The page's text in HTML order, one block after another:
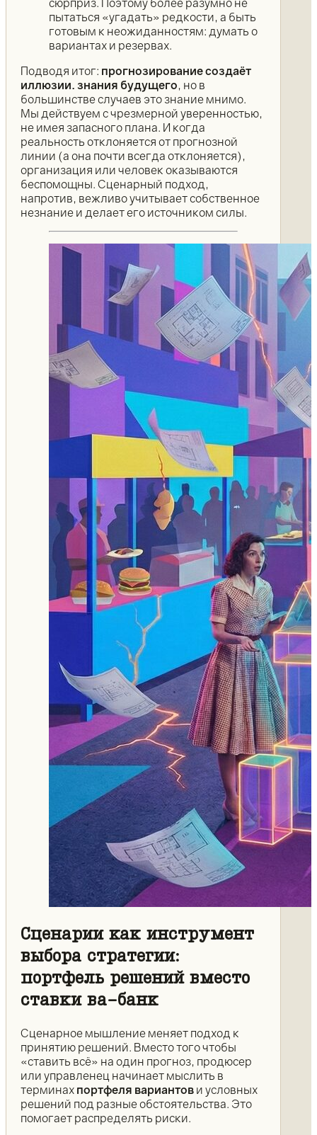
пытаться «угадать» редкости, а быть
готовым к неожиданностям: думать о
вариантах и резервах.
Подводя итог: прогнозирование создаёт
иллюзии. знания будущего, но в
большинстве случаев это знание мнимо.
Мы действуем с чрезмерной уверенностью,
не имея запасного плана. И когда
реальность отклоняется от прогнозной
линии (а она почти всегда отклоняется),
организация или человек оказываются
беспомощны. Сценарный подход,
напротив, вежливо учитывает собственное
незнание и делает его источником силы.
Сценарии как инструмент
выбора стратегии:
портфель решений вместо
ставки ва-банк
Сценарное мышление меняет подход к
принятию решений. Вместо того чтобы
«ставить всё» на один прогноз, продюсер
или управленец начинает мыслить в
терминах портфеля вариантов и условных
решений под разные обстоятельства. Это
помогает распределять риски.